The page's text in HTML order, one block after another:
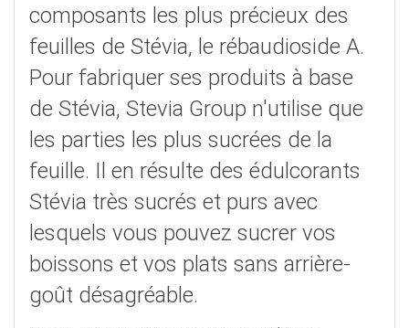
composants les plus précieux des
feuilles de Stévia, le rébaudioside A.
Pour fabriquer ses produits à base
de Stévia, Stevia Group n'utilise que
les parties les plus sucrées de la
feuille. Il en résulte des édulcorants
Stévia très sucrés et purs avec
lesquels vous pouvez sucrer vos
boissons et vos plats sans arrière-
goût désagréable.